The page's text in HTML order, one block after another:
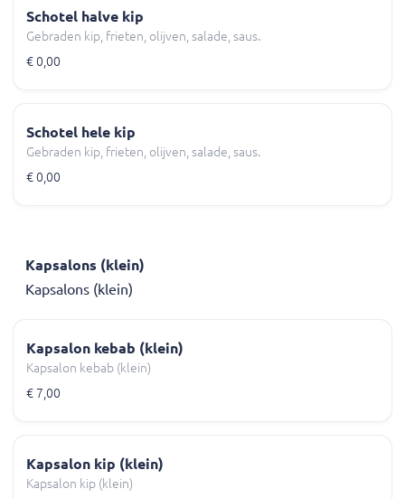
Schotel halve kip
Gebraden kip, frieten, olijven, salade, saus.
€ 0,00
Schotel hele kip
Gebraden kip, frieten, olijven, salade, saus.
€ 0,00
Kapsalons (klein)
Kapsalons (klein)
Kapsalon kebab (klein)
Kapsalon kebab (klein)
€ 7,00
Kapsalon kip (klein)
Kapsalon kip (klein)